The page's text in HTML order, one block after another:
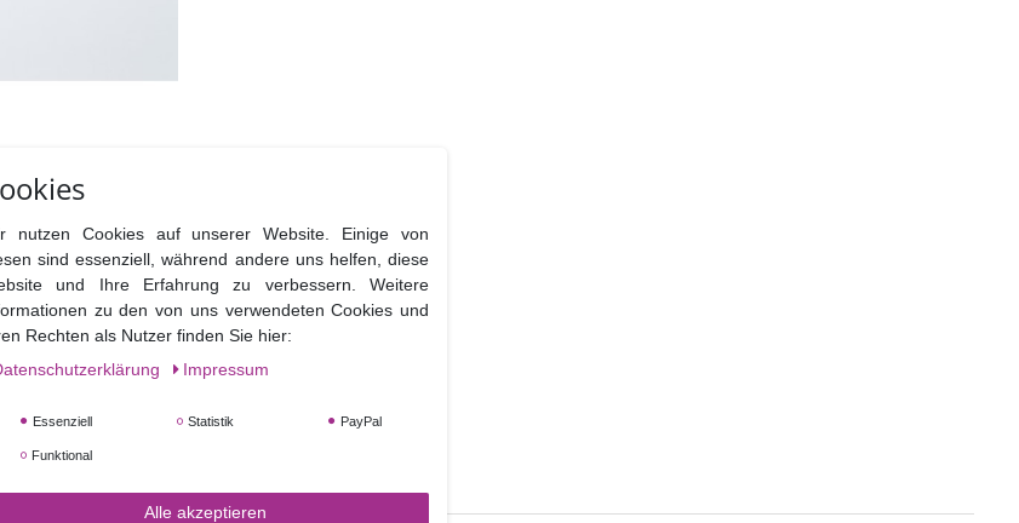
nutzen Cookies auf unserer Website. Einige von
sind essenziell, während andere uns helfen, diese
und Ihre Erfahrung zu verbessern. Weitere
zu den von uns verwendeten Cookies und
Rechten als Nutzer finden Sie hier:
Impressum
Essenziell Statistik PayPal
Funktional
Alle akzeptieren